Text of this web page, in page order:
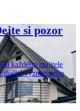
si pozor
každého majitele
dočká významného